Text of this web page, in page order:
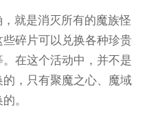
就是消灭所有的魔族怪
碎片可以兑换各种珍贵
在这个活动中，并不是
，只有聚魔之心、魔域
。